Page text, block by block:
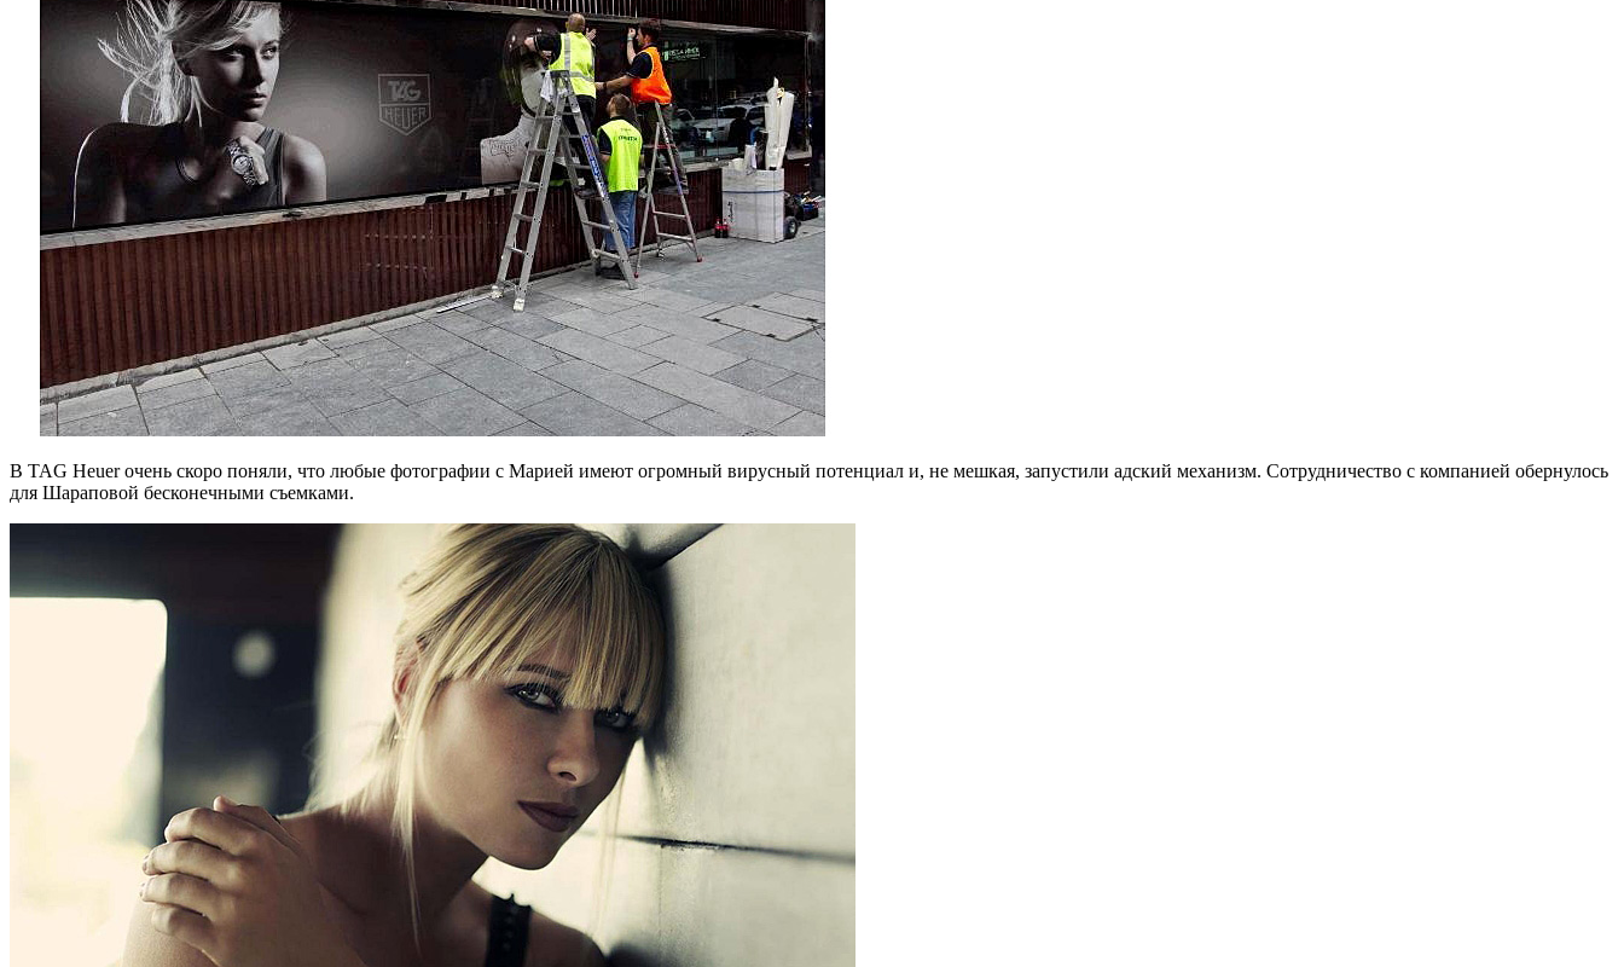
В TAG Heuer очень скоро поняли, что любые фотографии с Марией имеют огромный вирусный потенциал и, не мешкая, запустили адский механизм. Сотрудничество с компанией обернулось
для Шараповой бесконечными съемками.